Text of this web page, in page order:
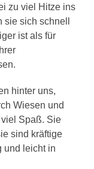
zu viel Hitze ins
sich schnell
ist als für
hinter uns,
Wiesen und
Spaß. Sie
sind kräftige
und leicht in